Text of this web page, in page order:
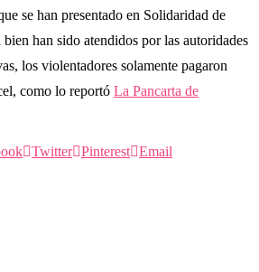
se han presentado en Solidaridad de
han sido atendidos por las autoridades
los violentadores solamente pagaron
como lo reportó La Pancarta de
Twitter Pinterest Email